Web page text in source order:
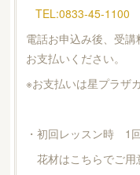
TEL:0833-45-1100
電話お申込み後、受
お支払いください。
※お支払いは星プラザ
・初回レッスン時 1
花材はこちらでご用